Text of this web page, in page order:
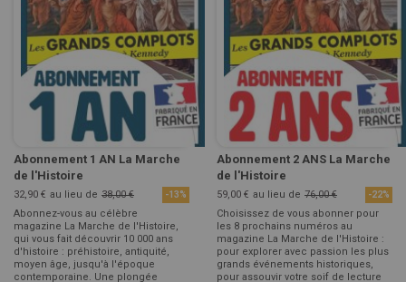
Abonnement 1 AN La Marche
de l'Histoire
32,90 € au lieu de 38,00 € -13%
Abonnez-vous au célèbre
magazine La Marche de l'Histoire,
qui vous fait découvrir 10 000 ans
d'histoire : préhistoire, antiquité,
moyen âge, jusqu'à l'époque
contemporaine. Une plongée
Abonnement 2 ANS La Marche
de l'Histoire
59,00 € au lieu de 76,00 € -22%
Choisissez de vous abonner pour
les 8 prochains numéros au
magazine La Marche de l'Histoire :
pour explorer avec passion les plus
grands événements historiques,
pour assouvir votre soif de lecture